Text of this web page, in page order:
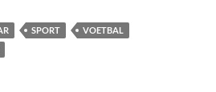
SPORT
VOETBAL